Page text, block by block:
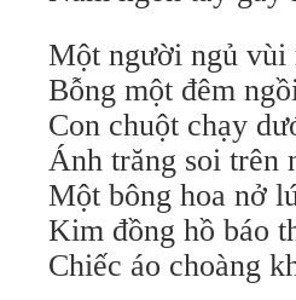
Một người ngủ vùi
Bỗng một đêm
Con chuột chạy
Ánh trăng soi trên
Một bông hoa nở
Kim đồng hồ báo
Chiếc áo choàng